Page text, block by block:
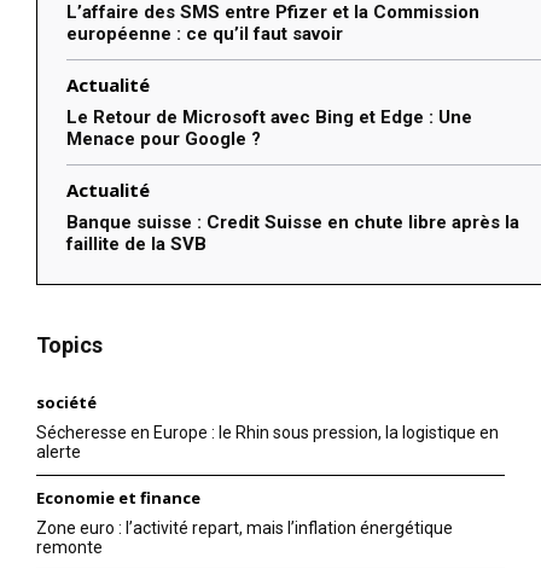
L’affaire des SMS entre Pfizer et la Commission
européenne : ce qu’il faut savoir
Actualité
Le Retour de Microsoft avec Bing et Edge : Une
Menace pour Google ?
Actualité
Banque suisse : Credit Suisse en chute libre après la
faillite de la SVB
Topics
société
Sécheresse en Europe : le Rhin sous pression, la logistique en
alerte
Economie et finance
Zone euro : l’activité repart, mais l’inflation énergétique
remonte